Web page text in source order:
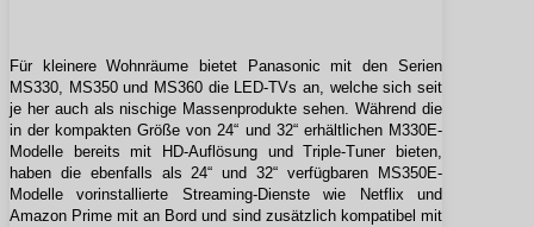
Für kleinere Wohnräume bietet Panasonic mit den Serien
MS330, MS350 und MS360 die LED-TVs an, welche sich seit
je her auch als nischige Massenprodukte sehen. Während die
in der kompakten Größe von 24“ und 32“ erhältlichen M330E-
Modelle bereits mit HD-Auflösung und Triple-Tuner bieten,
haben die ebenfalls als 24“ und 32“ verfügbaren MS350E-
Modelle vorinstallierte Streaming-Dienste wie Netflix und
Amazon Prime mit an Bord und sind zusätzlich kompatibel mit